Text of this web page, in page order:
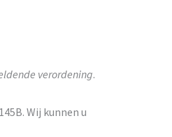
verordening.
Wij kunnen u